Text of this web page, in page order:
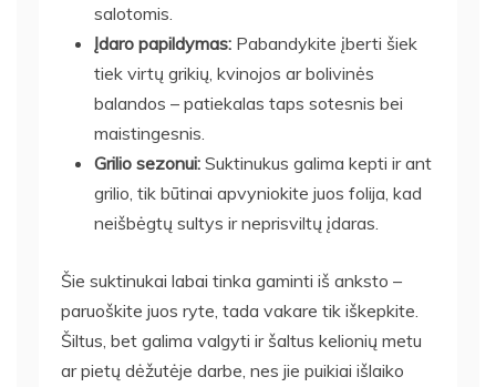
salotomis.
Įdaro papildymas: Pabandykite įberti šiek
tiek virtų grikių, kvinojos ar bolivinės
balandos – patiekalas taps sotesnis bei
maistingesnis.
Grilio sezonui: Suktinukus galima kepti ir ant
grilio, tik būtinai apvyniokite juos folija, kad
neišbėgtų sultys ir neprisviltų įdaras.
Šie suktinukai labai tinka gaminti iš anksto –
paruoškite juos ryte, tada vakare tik iškepkite.
Šiltus, bet galima valgyti ir šaltus kelionių metu
ar pietų dėžutėje darbe, nes jie puikiai išlaiko